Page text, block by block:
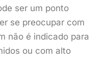
ser um ponto
se preocupar com
não é indicado para
ou com alto